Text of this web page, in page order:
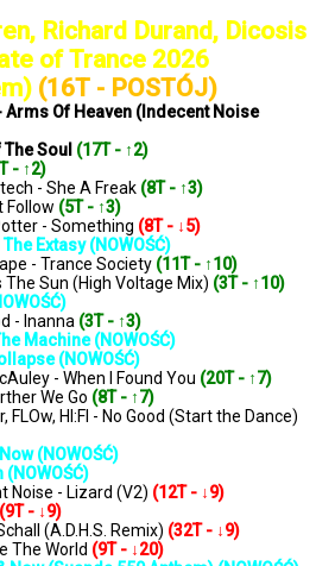
Richard Durand, Dicosis
of Trance 2026
(16T - POSTÓJ)
Arms Of Heaven (Indecent Noise
Soul (17T - ↑2)
- ↑2)
- She A Freak (8T - ↑3)
Follow (5T - ↑3)
- Something (8T - ↓5)
Extasy (NOWOŚĆ)
- Trance Society (11T - ↑10)
Sun (High Voltage Mix) (3T - ↑10)
- Inanna (3T - ↑3)
Machine (NOWOŚĆ)
(NOWOŚĆ)
- When I Found You (20T - ↑7)
We Go (8T - ↑7)
FLOw, HI:FI - No Good (Start the Dance)
(NOWOŚĆ)
Noise - Lizard (V2) (12T - ↓9)
(9T - ↓9)
(A.D.H.S. Remix) (32T - ↓9)
The World (9T - ↓20)